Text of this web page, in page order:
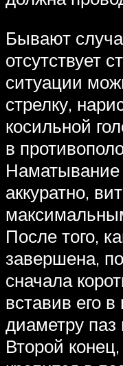
Бывают
отсутствует
ситуации
стрелку,
косильной
в
Наматывание
аккуратно,
После того,
завершена,
сначала
вставив его
диаметру паз
Второй